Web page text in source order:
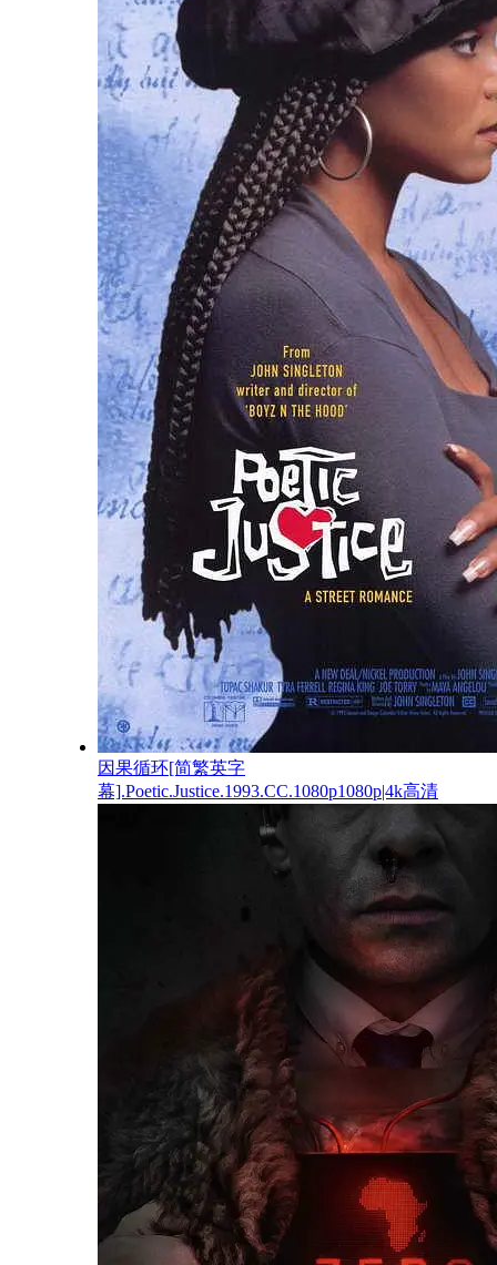
因果循环[简繁英字
幕].Poetic.Justice.1993.CC.1080p1080p|4k高清